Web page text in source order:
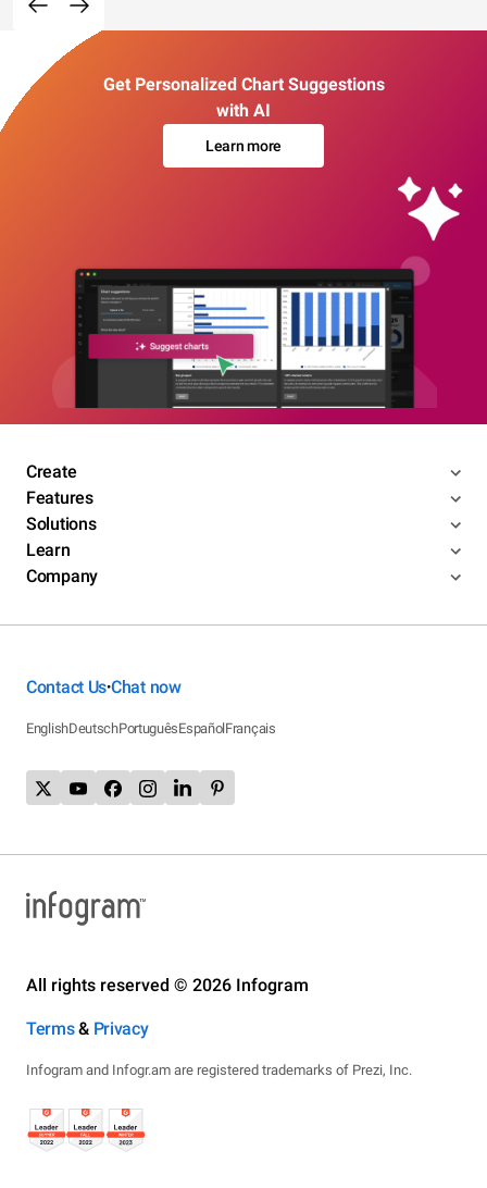
Get Personalized Chart Suggestions
with AI
Learn more
Create
Features
Solutions
Learn
Company
Contact Us•Chat now
EnglishDeutschPortuguêsEspañolFrançais
All rights reserved © 2026 Infogram
Terms& Privacy
Infogram and Infogr.am are registered trademarks of Prezi, Inc.